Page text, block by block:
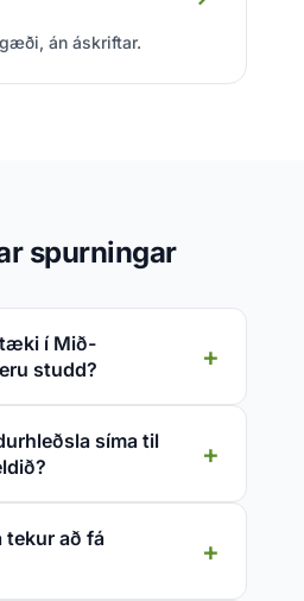
án áskriftar.
spurningar
í Mið-
studd?
síma til
tekur að fá